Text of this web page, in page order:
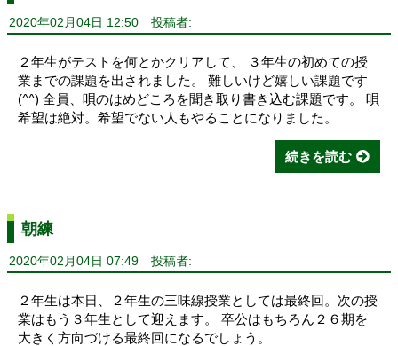
2020年02月04日 12:50 投稿者:
２年生がテストを何とかクリアして、 ３年生の初めての授
業までの課題を出されました。 難しいけど嬉しい課題です
(^^) 全員、唄のはめどころを聞き取り書き込む課題です。 唄
希望は絶対。希望でない人もやることになりました。
続きを読む
朝練
2020年02月04日 07:49 投稿者:
２年生は本日、２年生の三味線授業としては最終回。次の授
業はもう３年生として迎えます。 卒公はもちろん２６期を
大きく方向づける最終回になるでしょう。